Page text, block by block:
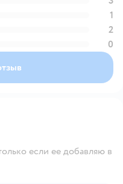
1
2
0
если ее добавляю в